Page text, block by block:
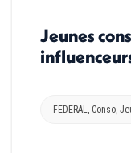
Jeunes
FEDERAL, Conso,